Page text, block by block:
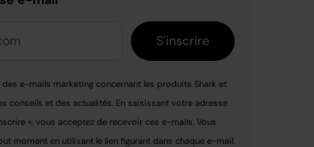
S'inscrire
e-mails marketing concernant les produits Shark et
conseils et des actualités. En saisissant votre adresse
», vous acceptez de recevoir ces e-mails. Vous
moment en utilisant le lien figurant dans chaque e-mail.